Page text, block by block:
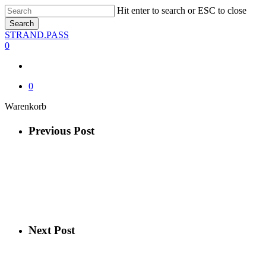
Skip
to
main
content
Hit enter to search or ESC to close
Search
Close
Search
STRAND.PASS
0
0
WarenkorbClose
Previous Post
Next Post